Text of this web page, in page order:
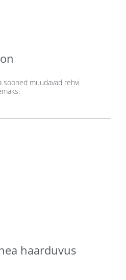
sooned muudavad rehvi
haarduvus